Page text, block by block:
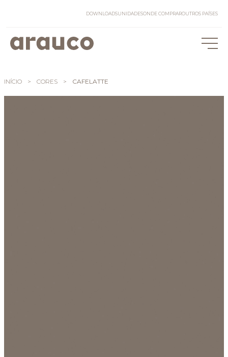
DOWNLOADSUNIDADESONDE COMPRAROUTROS PAÍSES
INÍCIO > CORES > CAFELATTE